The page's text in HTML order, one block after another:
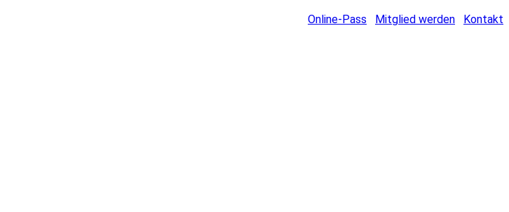
Online-Pass Mitglied werden Kontakt